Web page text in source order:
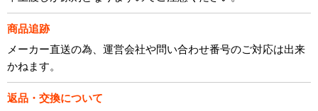
商品追跡
メーカー直送の為、運営会社や問い合わせ番号のご対応は出来
かねます。
返品・交換について